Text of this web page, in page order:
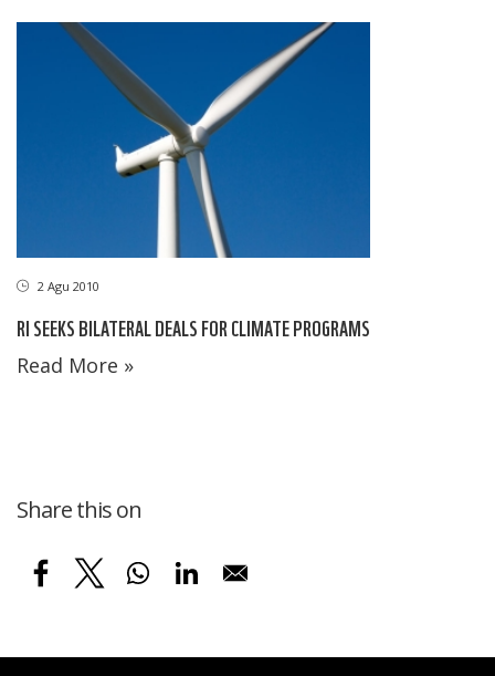
2 Agu 2010
RI SEEKS BILATERAL DEALS FOR CLIMATE PROGRAMS
Read More »
Share this on